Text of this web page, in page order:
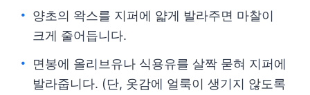
양초의 왁스를 지퍼에 얇게 발라주면 마찰이
크게 줄어듭니다.
면봉에 올리브유나 식용유를 살짝 묻혀 지퍼에
발라줍니다. (단, 옷감에 얼룩이 생기지 않도록